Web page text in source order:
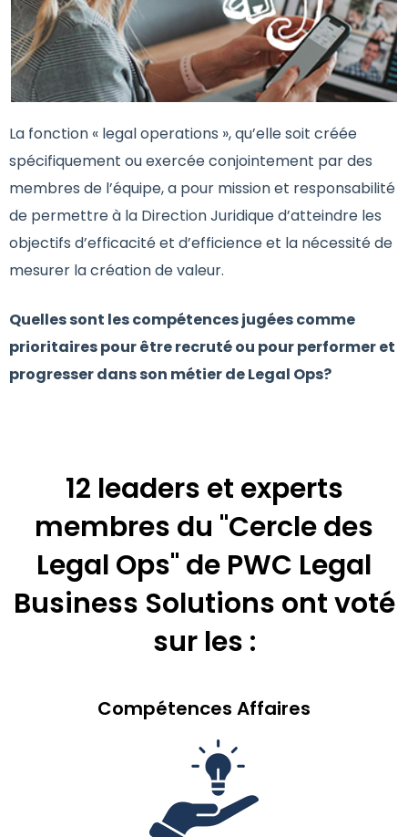
La fonction « legal operations », qu’elle soit créée
spécifiquement ou exercée conjointement par des
membres de l’équipe, a pour mission et responsabilité
de permettre à la Direction Juridique d’atteindre les
objectifs d’efficacité et d’efficience et la nécessité de
mesurer la création de valeur.
Quelles sont les compétences jugées comme
prioritaires pour être recruté ou pour performer et
progresser dans son métier de Legal Ops?
12 leaders et experts
membres du "Cercle des
Legal Ops" de PWC Legal
Business Solutions ont voté
sur les :
Compétences Affaires